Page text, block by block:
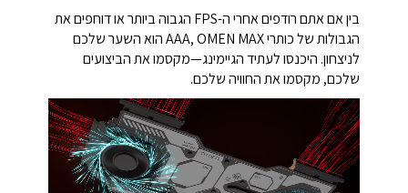
בין אם אתם רודפים אחרי ה-FPS הגבוה ביותר או דוחפים את
הגבולות של כותרי AAA, OMEN MAX הוא השער שלכם
לניצחון. היכנסו לעתיד הגיימינג—מקסמו את הביצועים
שלכם, מקסמו את החוויה שלכם.